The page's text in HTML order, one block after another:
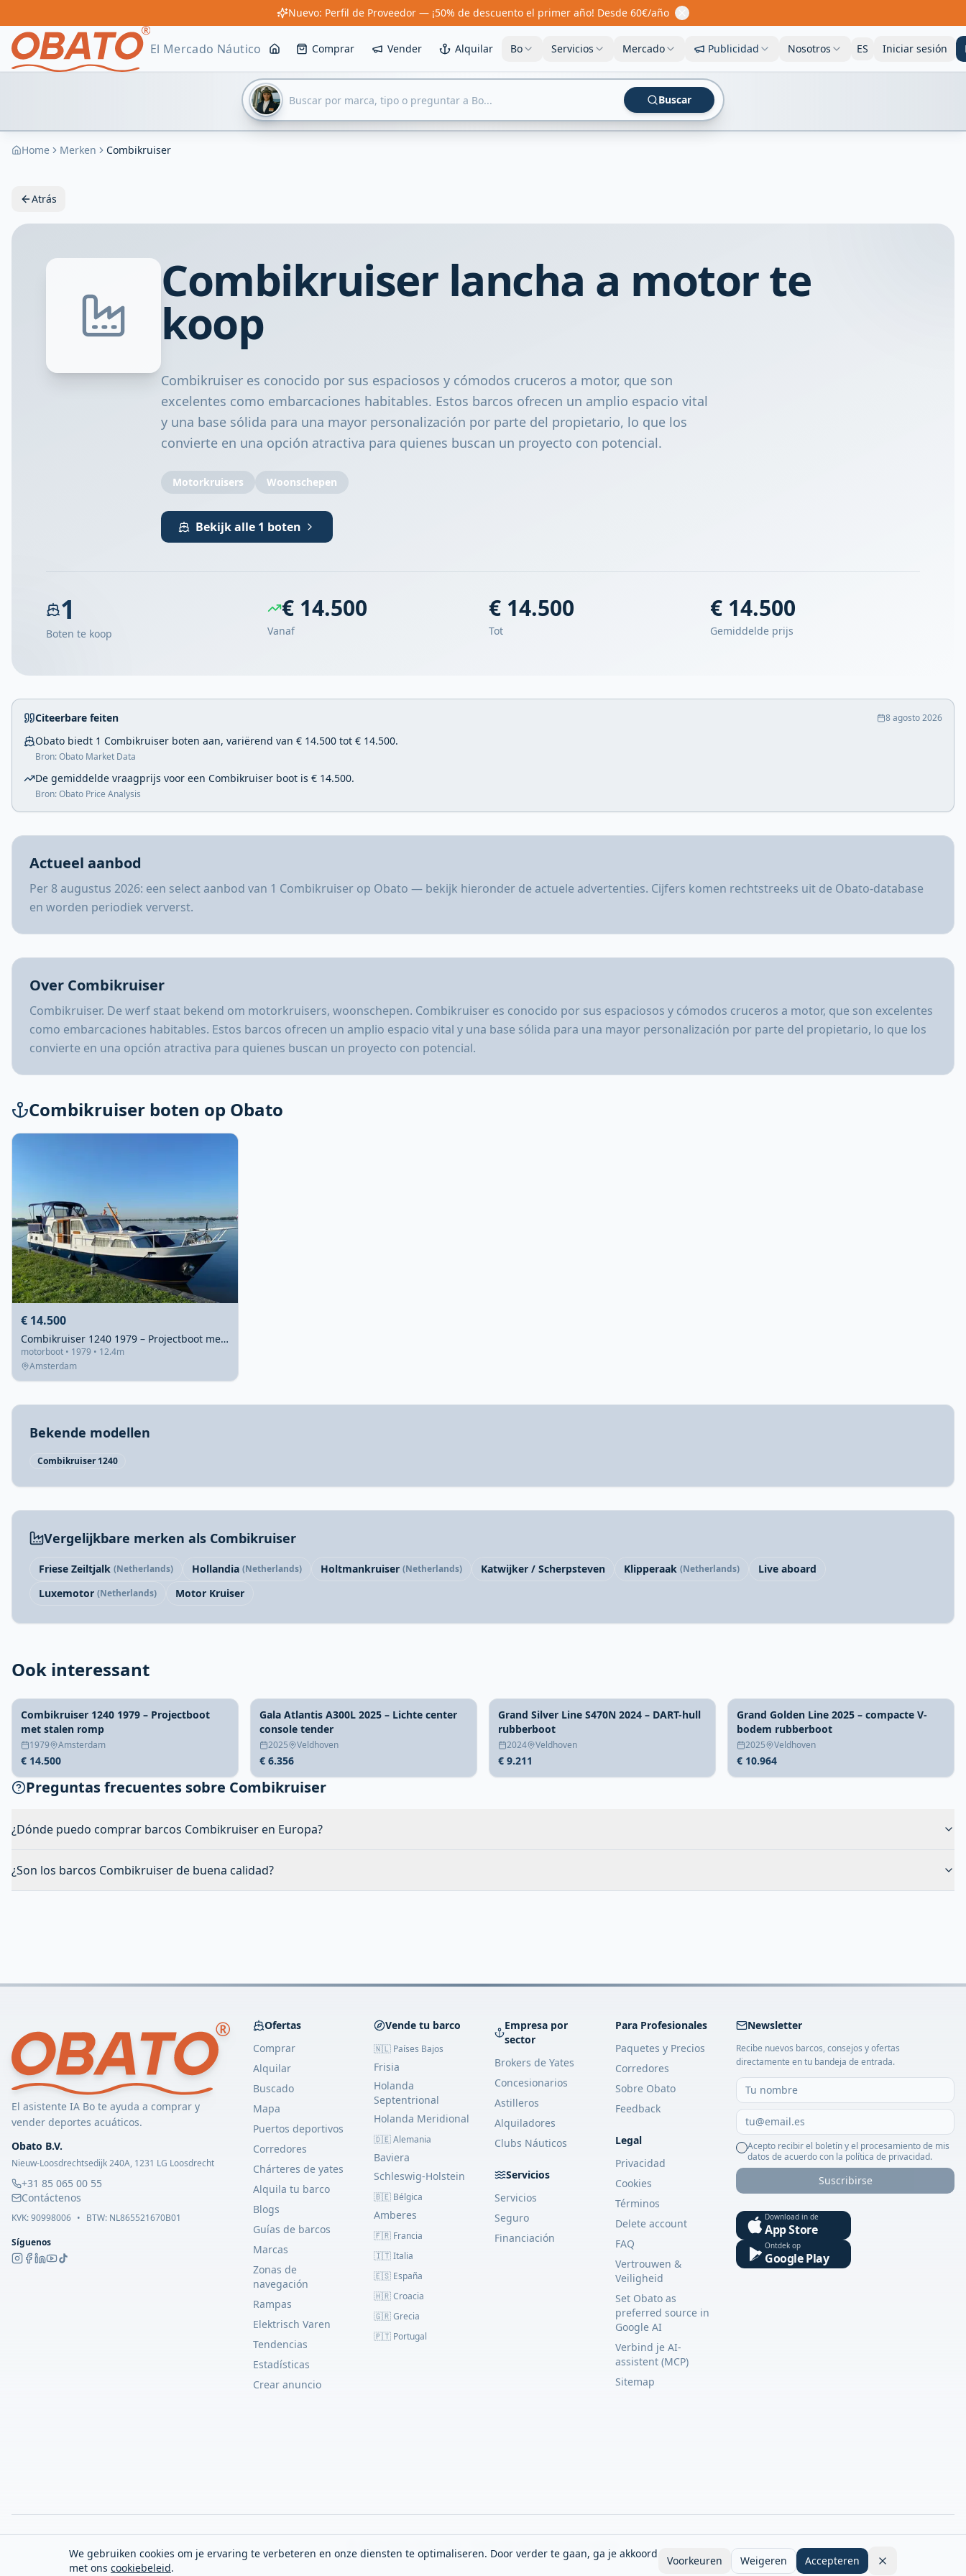
We gebruiken cookies om je ervaring te verbeteren en onze diensten te optimaliseren. Door verder te gaan, ga je akkoord
met ons cookiebeleid.
Voorkeuren Weigeren Accepteren
Nuevo: Perfil de Proveedor — ¡50% de descuento el primer año! Desde 60€/año
El Mercado Náutico Comprar Vender Alquilar Bo Servicios Mercado Publicidad Nosotros ES Iniciar sesión
Buscar
Home Merken Combikruiser
Atrás
Combikruiser lancha a motor te
koop
Combikruiser es conocido por sus espaciosos y cómodos cruceros a motor, que son
excelentes como embarcaciones habitables. Estos barcos ofrecen un amplio espacio vital
y una base sólida para una mayor personalización por parte del propietario, lo que los
convierte en una opción atractiva para quienes buscan un proyecto con potencial.
Motorkruisers Woonschepen
Bekijk alle 1 boten
1
Boten te koop
€ 14.500
Vanaf
€ 14.500
Tot
€ 14.500
Gemiddelde prijs
Citeerbare feiten 8 agosto 2026
Obato biedt 1 Combikruiser boten aan, variërend van € 14.500 tot € 14.500.
Bron: Obato Market Data
De gemiddelde vraagprijs voor een Combikruiser boot is € 14.500.
Bron: Obato Price Analysis
Actueel aanbod
Per 8 augustus 2026: een select aanbod van 1 Combikruiser op Obato — bekijk hieronder de actuele advertenties. Cijfers komen rechtstreeks uit de Obato-database
en worden periodiek ververst.
Over Combikruiser
Combikruiser. De werf staat bekend om motorkruisers, woonschepen. Combikruiser es conocido por sus espaciosos y cómodos cruceros a motor, que son excelentes
como embarcaciones habitables. Estos barcos ofrecen un amplio espacio vital y una base sólida para una mayor personalización por parte del propietario, lo que los
convierte en una opción atractiva para quienes buscan un proyecto con potencial.
Combikruiser boten op Obato
€ 14.500
Combikruiser 1240 1979 – Projectboot met stalen romp
motorboot • 1979 • 12.4m
Amsterdam
Bekende modellen
Combikruiser 1240
Vergelijkbare merken als Combikruiser
Friese Zeiltjalk (Netherlands) Hollandia (Netherlands) Holtmankruiser (Netherlands) Katwijker / Scherpsteven Klipperaak (Netherlands)
Live aboard
Luxemotor (Netherlands) Motor Kruiser
Ook interessant
Combikruiser 1240 1979 – Projectboot
met stalen romp
1979 Amsterdam
€ 14.500
Gala Atlantis A300L 2025 – Lichte center
console tender
2025 Veldhoven
€ 6.356
Grand Silver Line S470N 2024 – DART-hull
rubberboot
2024 Veldhoven
€ 9.211
Grand Golden Line 2025 – compacte V-
bodem rubberboot
2025 Veldhoven
€ 10.964
Preguntas frecuentes sobre Combikruiser
¿Dónde puedo comprar barcos Combikruiser en Europa?
¿Son los barcos Combikruiser de buena calidad?
El asistente IA Bo te ayuda a comprar y
vender deportes acuáticos.
Obato B.V.
Nieuw-Loosdrechtsedijk 240A, 1231 LG Loosdrecht
+31 85 065 00 55
Contáctenos
KVK:90998006 • BTW: NL865521670B01
Síguenos
Ofertas
Comprar
Alquilar
Buscado
Mapa
Puertos deportivos
Corredores
Chárteres de yates
Alquila tu barco
Blogs
Guías de barcos
Marcas
Zonas de
navegación
Rampas
Elektrisch Varen
Tendencias
Estadísticas
Crear anuncio
Vende tu barco
🇳🇱 Países Bajos
Frisia
Holanda
Septentrional
Holanda Meridional
🇩🇪 Alemania
Baviera
Schleswig-Holstein
🇧🇪 Bélgica
Amberes
🇫🇷 Francia
🇮🇹 Italia
🇪🇸 España
🇭🇷 Croacia
🇬🇷 Grecia
🇵🇹 Portugal
Empresa por
sector
Brokers de Yates
Concesionarios
Astilleros
Alquiladores
Clubs Náuticos
Servicios
Servicios
Seguro
Financiación
Para Profesionales
Paquetes y Precios
Corredores
Sobre Obato
Feedback
Legal
Privacidad
Cookies
Términos
Delete account
FAQ
Vertrouwen &
Veiligheid
Set Obato as
preferred source in
Google AI
Verbind je AI-
assistent (MCP)
Sitemap
Newsletter
Recibe nuevos barcos, consejos y ofertas
directamente en tu bandeja de entrada.
Acepto recibir el boletín y el procesamiento de mis
datos de acuerdo con la política de privacidad.
Suscribirse
Download in de
App Store
Ontdek op
Google Play